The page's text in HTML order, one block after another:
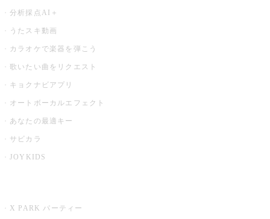
分析採点AI＋
うたスキ動画
カラオケで楽器を弾こう
歌いたい曲をリクエスト
キョクナビアプリ
オートボーカルエフェクト
あなたの最適キー
サビカラ
JOYKIDS
X PARK パーティー